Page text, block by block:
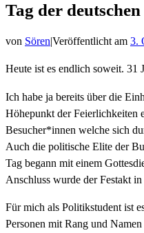
Tag der
von Sören|Veröffentlicht am 3.
Heute ist es endlich soweit. 31
Ich habe ja bereits über die
Höhepunkt der Feierlichkeiten
Besucher*innen welche sich
Auch die politische Elite der
Tag begann mit einem
Anschluss wurde der Festakt
Für mich als Politikstudent ist
Personen mit Rang und